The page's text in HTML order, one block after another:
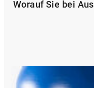
Worauf Sie bei